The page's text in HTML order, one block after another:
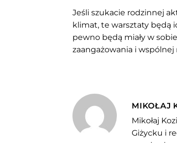
Jeśli szukacie rodzinnej
klimat, te warsztaty będą
pewno będą miały w
zaangażowania i wspólnej
MIKOŁAJ
Mikołaj
Giżycku i